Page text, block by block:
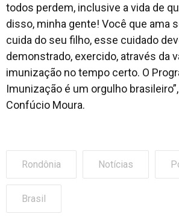
todos perdem, inclusive a vida de
disso, minha gente! Você que ama
cuida do seu filho, esse cuidado
demonstrado, exercido, através da
imunização no tempo certo. O
Imunização é um orgulho brasileiro
Confúcio Moura.
Rondônia Notícias
Brasil